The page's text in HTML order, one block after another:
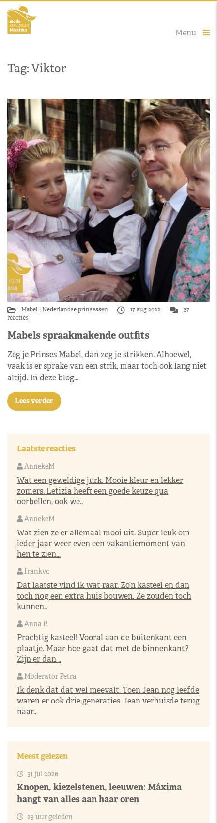
Menu
Tag: Viktor
Mabel Nederlandse prinsessen 17 aug 2022
37
reacties
Mabels spraakmakende outfits
Zeg je Prinses Mabel, dan zeg je strikken. Alhoewel,
vaak is er sprake van een strik, maar toch ook lang niet
altijd. In deze blog…
Lees verder
Laatste reacties
AnnekeM
Wat een geweldige jurk. Mooie kleur en lekker
zomers. Letizia heeft een goede keuze qua
oorbellen, ook we..
AnnekeM
Wat zien ze er allemaal mooi uit. Super leuk om
ieder jaar weer even een vakantiemoment van
hen te zien...
frankvc
Dat laatste vind ik wat raar. Zo’n kasteel en dan
toch nog een extra huis bouwen. Ze zouden toch
kunnen..
Anna P.
Prachtig kasteel! Vooral aan de buitenkant een
plaatje. Maar hoe gaat dat met de binnenkant?
Zijn er dan ..
Moderator Petra
Ik denk dat dat wel meevalt. Toen Jean nog leefde
waren er ook drie generaties. Jean verhuisde terug
naar..
Meest gelezen
31 jul 2026
Knopen, kiezelstenen, leeuwen: Máxima
hangt van alles aan haar oren
23 uur geleden